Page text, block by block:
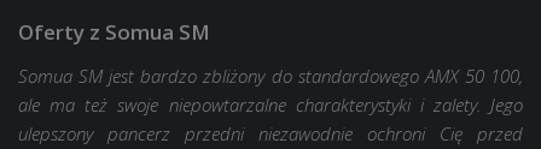
Oferty z Somua SM
Somua SM jest bardzo zbliżony do standardowego AMX 50 100,
ale ma też swoje niepowtarzalne charakterystyki i zalety. Jego
ulepszony pancerz przedni niezawodnie ochroni Cię przed